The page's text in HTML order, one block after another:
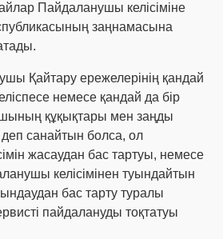
Пайдаланушы келісіміне
заңнамасына
Қайтару ережелерінің қандай
немесе қандай да бір
құқықтары мен заңды
санайтын болса, ол
жасаудан бас тартуы, немесе
келісімінен туындайтын
бас тарту туралы
пайдалануды тоқтатуы